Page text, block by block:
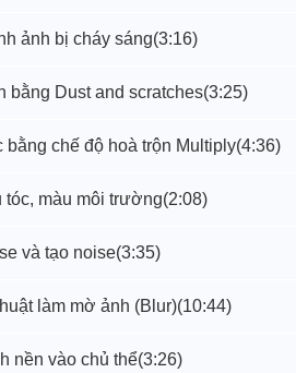
ảnh bị cháy sáng(3:16)
bằng Dust and scratches(3:25)
bằng chế độ hoà trộn Multiply(4:36)
tóc, màu môi trường(2:08)
và tạo noise(3:35)
làm mờ ảnh (Blur)(10:44)
nền vào chủ thể(3:26)